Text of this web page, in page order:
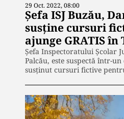
29 Oct. 2022, 08:00
Șefa ISJ Buzău,
susține cursuri
ajunge GRATIS în
Șefa Inspectoratului Școlar
Palcău, este suspectă într-
susținut cursuri fictive